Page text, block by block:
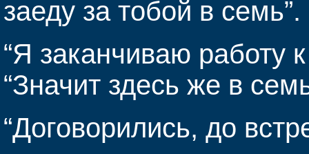
заеду за тобой в семь”.
“Я заканчиваю работу
“Значит здесь же в
“Договорились, до